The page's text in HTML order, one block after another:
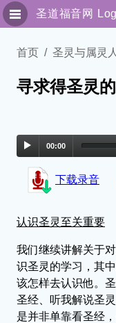
圣道福音网
圣灵与属灵人
专题讯息
解经园地
独立讯息
细说主恩
联络我们
繁體版
首页 圣灵与属灵人
寻求得圣灵
00:00
下载录音
认识圣灵至关重要
我们继续讲解关于
识圣灵的学习，其
该怎样去认识他。
圣经、听我解说圣
是并非单靠看圣经